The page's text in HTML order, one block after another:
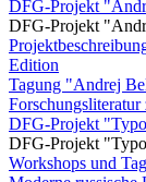
DFG-Projekt
DFG-Projekt
Edition
Tagung "Andrej
DFG-Projekt
DFG-Projekt
Workshops und